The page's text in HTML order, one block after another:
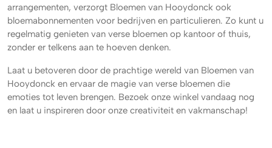
arrangementen, verzorgt Bloemen van Hooydonck ook
bloemabonnementen voor bedrijven en particulieren. Zo kunt u
regelmatig genieten van verse bloemen op kantoor of thuis,
zonder er telkens aan te hoeven denken.
Laat u betoveren door de prachtige wereld van Bloemen van
Hooydonck en ervaar de magie van verse bloemen die
emoties tot leven brengen. Bezoek onze winkel vandaag nog
en laat u inspireren door onze creativiteit en vakmanschap!